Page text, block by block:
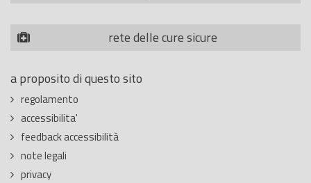
rete delle cure sicure
a proposito di questo sito
regolamento
accessibilita'
feedback accessibilità
note legali
privacy